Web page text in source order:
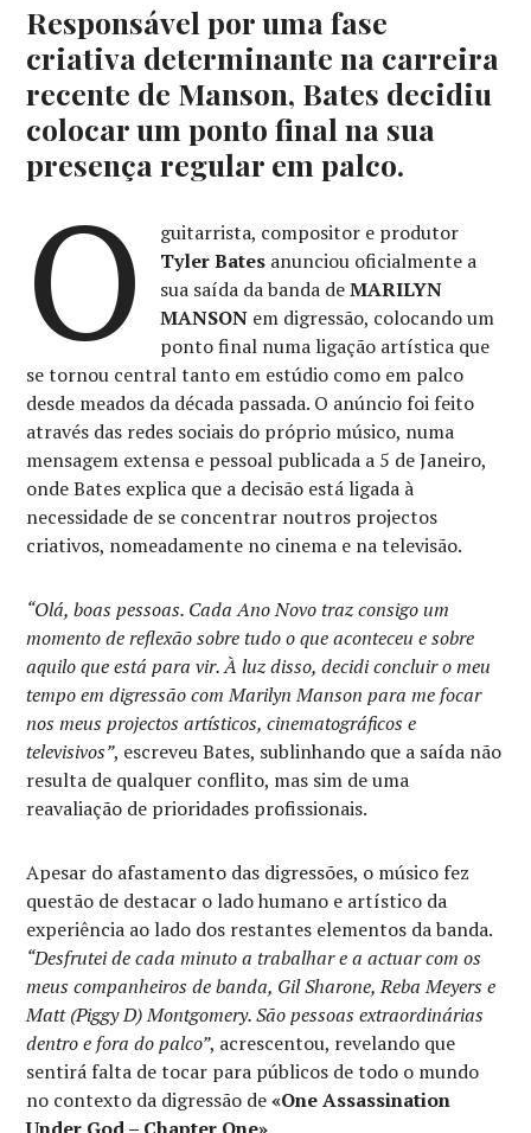
Responsável por uma fase
criativa determinante na carreira
recente de Manson, Bates decidiu
colocar um ponto final na sua
presença regular em palco.
O
guitarrista, compositor e produtor
Tyler Batesanunciou oficialmente a
sua saída da banda deMARILYN
MANSONem digressão, colocando um
ponto final numa ligação artística que
se tornou central tanto em estúdio como em palco
desde meados da década passada. O anúncio foi feito
através das redes sociais do próprio músico, numa
mensagem extensa e pessoal publicada a 5 de Janeiro,
onde Bates explica que a decisão está ligada à
necessidade de se concentrar noutros projectos
criativos, nomeadamente no cinema e na televisão.
“Olá, boas pessoas. Cada Ano Novo traz consigo um
momento de reflexão sobre tudo o que aconteceu e sobre
aquilo que está para vir. À luz disso, decidi concluir o meu
tempo em digressão com Marilyn Manson para me focar
nos meus projectos artísticos, cinematográficos e
televisivos”, escreveu Bates, sublinhando que a saída não
resulta de qualquer conflito, mas sim de uma
reavaliação de prioridades profissionais.
Apesar do afastamento das digressões, o músico fez
questão de destacar o lado humano e artístico da
experiência ao lado dos restantes elementos da banda.
“Desfrutei de cada minuto a trabalhar e a actuar com os
meus companheiros de banda, Gil Sharone, Reba Meyers e
Matt (Piggy D) Montgomery. São pessoas extraordinárias
dentro e fora do palco”, acrescentou, revelando que
sentirá falta de tocar para públicos de todo o mundo
no contexto da digressão de«One Assassination